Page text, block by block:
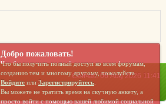
Сейчас: 06 Aug 2026 11:41
Добро пожаловать!
Что бы получить полный доступ ко всем форумам,
созданию тем и многому другому, пожалуйста
Войдите или Зарегистрируйтесь.
Вы можете не тратить время на скучную анкету, а
просто войти с помощью вашей любимой социальной